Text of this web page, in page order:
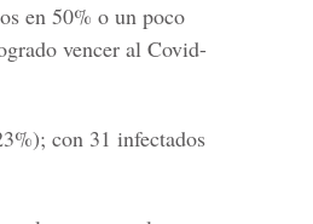
en 50% o un poco
vencer al Covid-
con 31 infectados